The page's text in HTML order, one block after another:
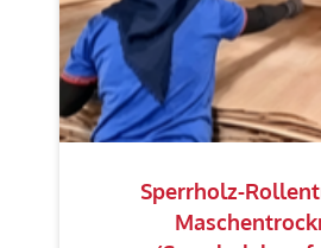
Sperrholz-